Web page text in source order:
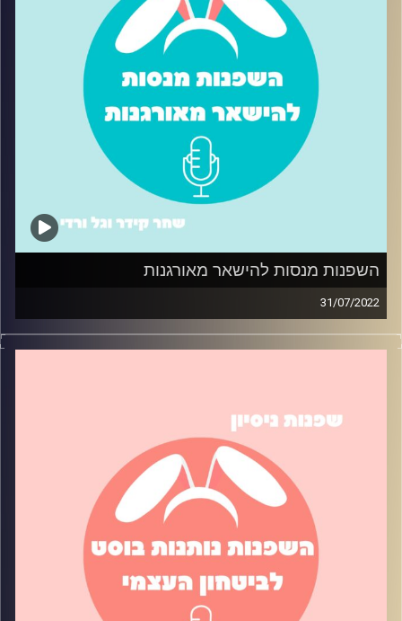
השפנות מנסות להישאר מאורגנות
31/07/2022
כמה פעמים הרגשתם בתקופה עמוסה? כל כך עמוסה שאנחנו
לא מצליחות לדאוג לדברים בסיסיים כמו – ניקיון רכב, אוכל
שחר קידר וגל ורדי